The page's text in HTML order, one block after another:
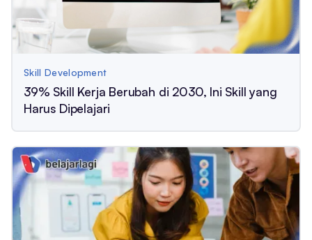
Skill Development
39% Skill Kerja Berubah di 2030, Ini Skill yang
Harus Dipelajari